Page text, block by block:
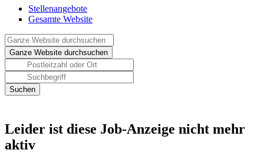
Stellenangebote
Gesamte Website
Leider ist diese Job-Anzeige nicht mehr
aktiv